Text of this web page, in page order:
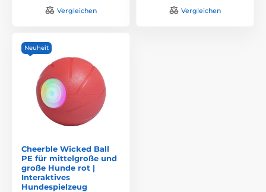
Vergleichen Vergleichen
Neuheit
Cheerble Wicked Ball
PE für mittelgroße und
große Hunde rot |
Interaktives
Hundespielzeug